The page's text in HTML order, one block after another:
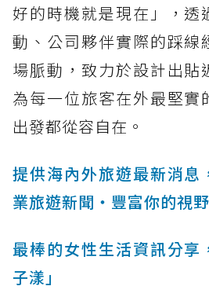
好的時機就是現在」，透
動、公司夥伴實際的踩線
場脈動，致力於設計出貼
為每一位旅客在外最堅實
出發都從容自在。
提供海內外旅遊最新消息
業旅遊新聞‧豐富你的視野
最棒的女性生活資訊分享
子漾」